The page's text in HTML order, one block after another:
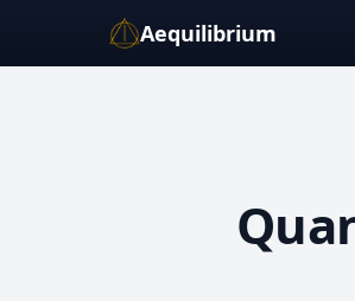
Aequilibrium